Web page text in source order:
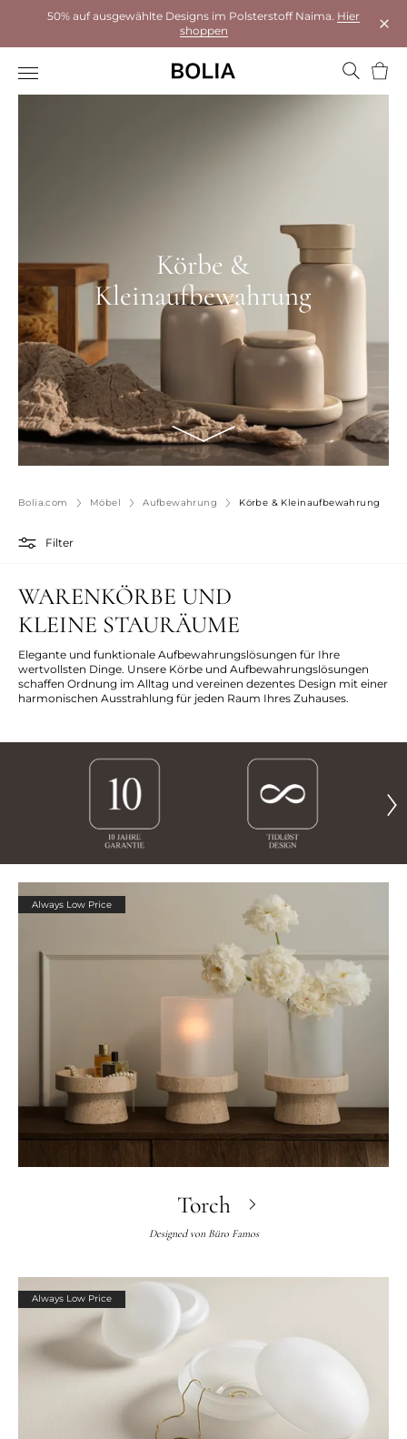
50% auf ausgewählte Designs im Polsterstoff Naima. Hier
shoppen
Körbe &
Kleinaufbewahrung
Bolia.com Möbel Aufbewahrung Körbe & Kleinaufbewahrung
Filter
WARENKÖRBE UND
KLEINE STAURÄUME
Elegante und funktionale Aufbewahrungslösungen für Ihre
wertvollsten Dinge. Unsere Körbe und Aufbewahrungslösungen
schaffen Ordnung im Alltag und vereinen dezentes Design mit einer
harmonischen Ausstrahlung für jeden Raum Ihres Zuhauses.
Always Low Price
Torch
Designed von Büro Famos
Always Low Price